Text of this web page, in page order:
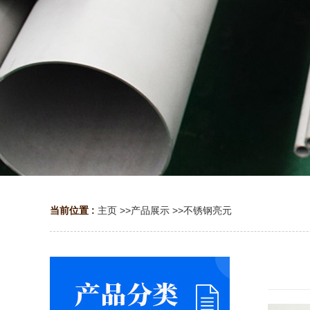
当前位置 : 主页 >>产品展示 >>不锈钢亮元